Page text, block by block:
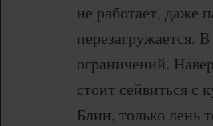
не работает, даже
перезагружается.
ограничений.
стоит сейвиться с
Блин, только лень